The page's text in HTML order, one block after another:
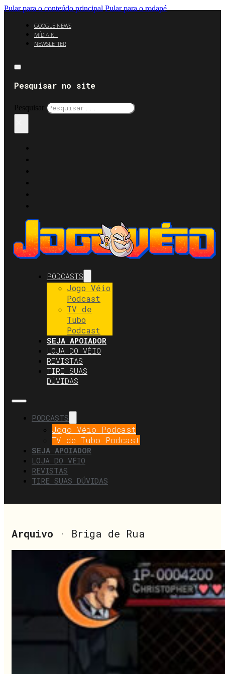
Pular para o conteúdo principal Pular para o rodapé
GOOGLE NEWS
MÍDIA KIT
NEWSLETTER
Pesquisar no site
Pesquisar
PODCASTS
Jogo Véio
Podcast
TV de
Tubo
Podcast
SEJA APOIADOR
LOJA DO VÉIO
REVISTAS
TIRE SUAS
DÚVIDAS
PODCASTS
Jogo Véio Podcast
TV de Tubo Podcast
SEJA APOIADOR
LOJA DO VÉIO
REVISTAS
TIRE SUAS DÚVIDAS
Arquivo · Briga de Rua